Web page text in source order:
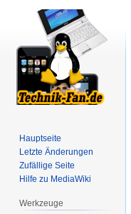
Hauptseite
Letzte Änderungen
Zufällige Seite
Hilfe zu MediaWiki
Werkzeuge